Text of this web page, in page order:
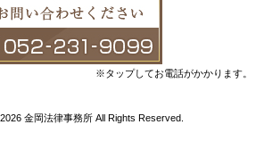
7月(10)
6月(10)
5月(10)
4月(10)
1月(8)
※タップしてお電話がかかります。
金岡法律事務所 All Rights Reserved.